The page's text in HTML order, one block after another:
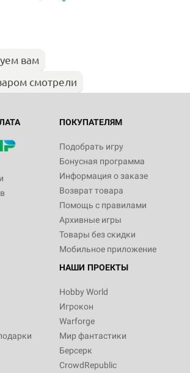
вам
смотрели
ПОКУПАТЕЛЯМ
Подобрать игру
Бонусная программа
Информация о заказе
Возврат товара
Помощь с правилами
Архивные игры
Товары без скидки
Мобильное приложение
НАШИ ПРОЕКТЫ
Hobby World
Игрокон
Warforge
Мир фантастики
Берсерк
CrowdRepublic